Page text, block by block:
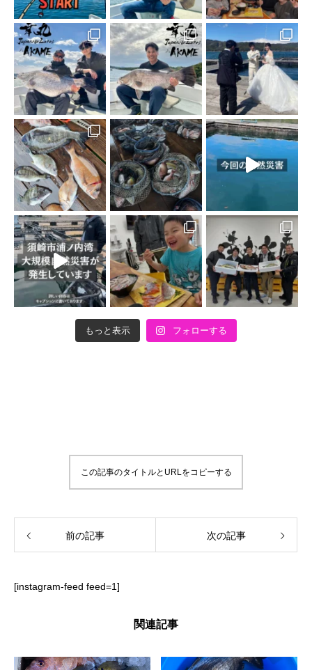
もっと表示 フォローする
この記事のタイトルとURLをコピーする
前の記事 次の記事
[instagram-feed feed=1]
関連記事